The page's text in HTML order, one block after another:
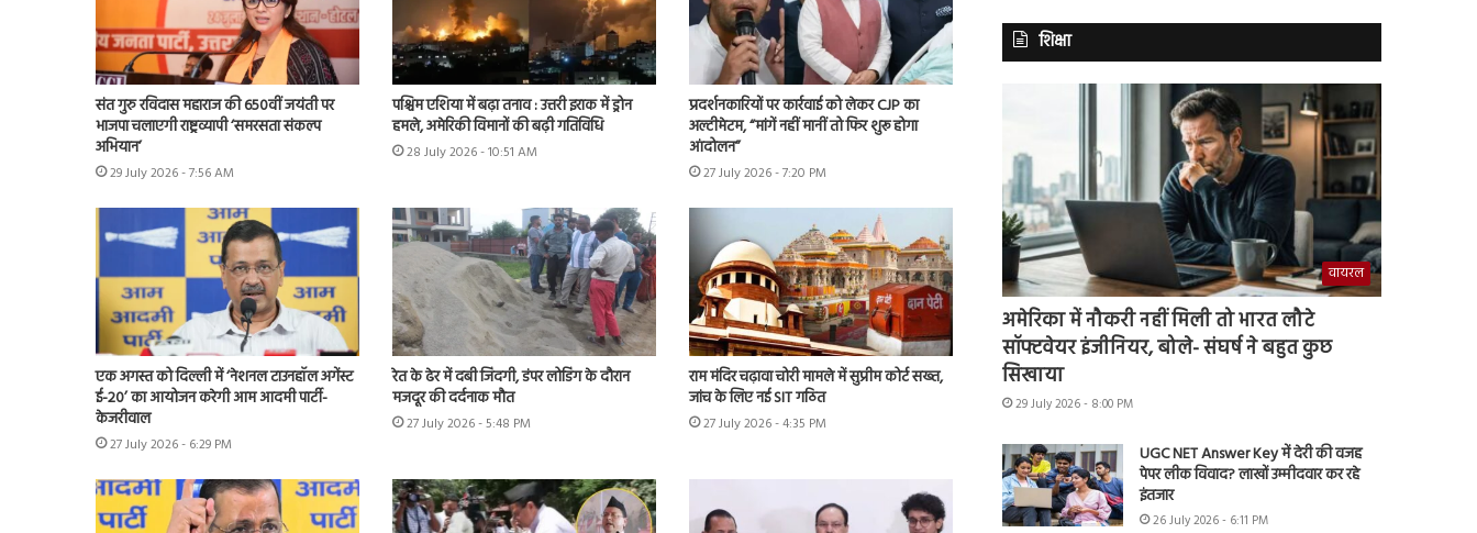
संत गुरु रविदास महाराज की 650वीं जयंती पर
भाजपा चलाएगी राष्ट्रव्यापी ‘समरसता संकल्प
अभियान’
29 July 2026 - 7:56 AM
पश्चिम एशिया में बढ़ा तनाव : उत्तरी इराक में ड्रोन
हमले, अमेरिकी विमानों की बढ़ी गतिविधि
28 July 2026 - 10:51 AM
प्रदर्शनकारियों पर कार्रवाई को लेकर CJP का
अल्टीमेटम, “मांगें नहीं मानीं तो फिर शुरू होगा
आंदोलन”
27 July 2026 - 7:20 PM
एक अगस्त को दिल्ली में ‘नेशनल टाउनहॉल अगेंस्ट
ई-20’ का आयोजन करेगी आम आदमी पार्टी-
केजरीवाल
27 July 2026 - 6:29 PM
रेत के ढेर में दबी जिंदगी, डंपर लोडिंग के दौरान
मजदूर की दर्दनाक मौत
27 July 2026 - 5:48 PM
राम मंदिर चढ़ावा चोरी मामले में सुप्रीम कोर्ट सख्त,
जांच के लिए नई SIT गठित
27 July 2026 - 4:35 PM
शिक्षा
वायरल
अमेरिका में नौकरी नहीं मिली तो भारत लौटे
सॉफ्टवेयर इंजीनियर, बोले- संघर्ष ने बहुत कुछ
सिखाया
29 July 2026 - 8:00 PM
UGC NET Answer Key में देरी की वजह
पेपर लीक विवाद? लाखों उम्मीदवार कर रहे
इंतजार
26 July 2026 - 6:11 PM